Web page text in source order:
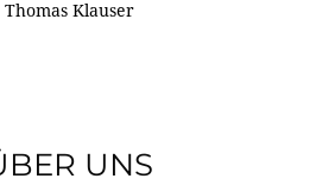
Thomas Klauser
UNS